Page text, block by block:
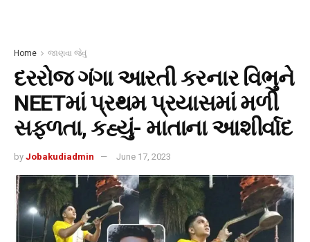
Home જાણવા જેવું
દરરોજ ગંગા આરતી કરનાર વિભુને
NEETમાં પ્રથમ પ્રયાસમાં મળી
સફળતા, કહ્યું- માતાના આશીર્વાદ
by Jobakudiadmin June 17, 2023